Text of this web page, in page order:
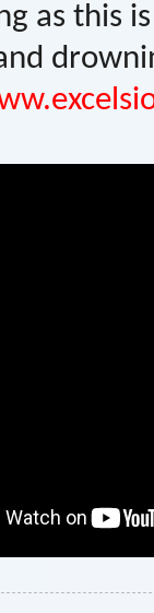
as this